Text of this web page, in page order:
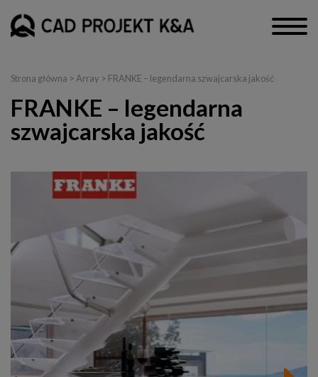
Strona główna > Array > FRANKE – legendarna szwajcarska jakość
FRANKE – legendarna
szwajcarska jakość